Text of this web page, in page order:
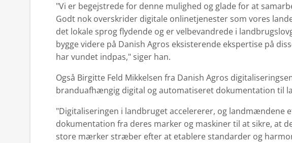
"Vi er begejstrede for denne mulighed og glade for at
Godt nok overskrider digitale onlinetjenester som vores
det lokale sprog flydende og er velbevandrede i
bygge videre på Danish Agros eksisterende ekspertise på
har vundet indpas," siger han.
Også Birgitte Feld Mikkelsen fra Danish Agros
branduafhængig digital og automatiseret dokumentation til
"Digitaliseringen i landbruget accelererer, og landmændene
dokumentation fra deres marker og maskiner til at sikre, at
store mærker stræber efter at etablere standarder og